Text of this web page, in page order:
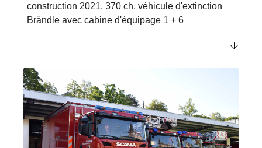
construction 2021, 370 ch, véhicule d'extinction
Brändle avec cabine d'équipage 1 + 6